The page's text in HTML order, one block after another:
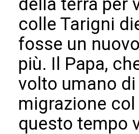
colle Tarigni
fosse un
più. Il Papa,
volto umano
migrazione
questo tempo